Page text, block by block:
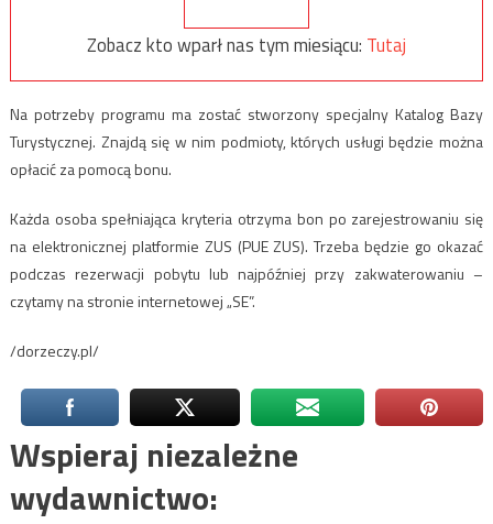
Zobacz kto wparł nas tym miesiącu: Tutaj
Na potrzeby programu ma zostać stworzony specjalny Katalog Bazy
Turystycznej. Znajdą się w nim podmioty, których usługi będzie można
opłacić za pomocą bonu.
Każda osoba spełniająca kryteria otrzyma bon po zarejestrowaniu się
na elektronicznej platformie ZUS (PUE ZUS). Trzeba będzie go okazać
podczas rezerwacji pobytu lub najpóźniej przy zakwaterowaniu –
czytamy na stronie internetowej „SE”.
/dorzeczy.pl/
Wspieraj niezależne
wydawnictwo: